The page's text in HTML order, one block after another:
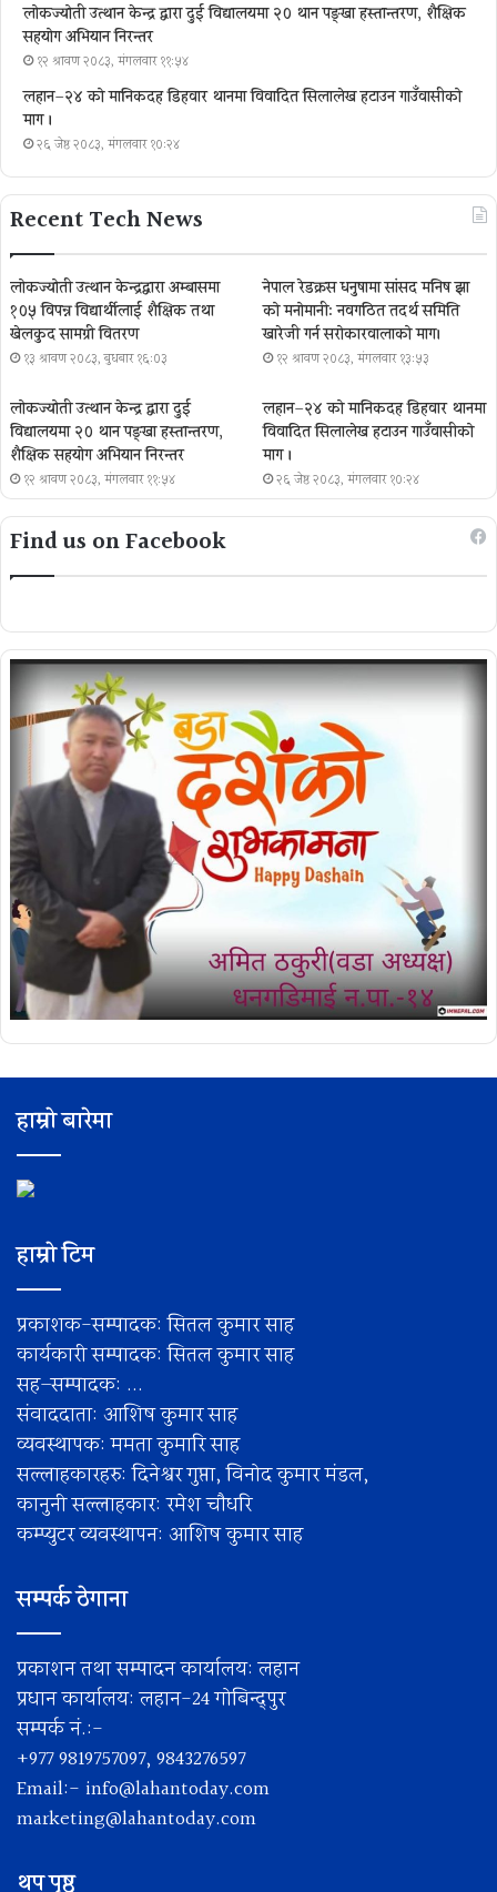
लोकज्योती उत्थान केन्द्र द्वारा दुई विद्यालयमा २० थान पङ्खा हस्तान्तरण, शैक्षिक
सहयोग अभियान निरन्तर
१२ श्रावण २०८३, मंगलवार ११:५४
लहान–२४ को मानिकदह डिहवार थानमा विवादित सिलालेख हटाउन गाउँवासीको
माग ।
२६ जेष्ठ २०८३, मंगलवार १०:२४
Recent Tech News
लोकज्योती उत्थान केन्द्रद्वारा अम्बासमा
१०५ विपन्न विद्यार्थीलाई शैक्षिक तथा
खेलकुद सामग्री वितरण
१३ श्रावण २०८३, बुधबार १६:०३
नेपाल रेडक्रस धनुषामा सांसद मनिष झा
को मनोमानी: नवगठित तदर्थ समिति
खारेजी गर्न सरोकारवालाको माग।
१२ श्रावण २०८३, मंगलवार १३:५३
लोकज्योती उत्थान केन्द्र द्वारा दुई
विद्यालयमा २० थान पङ्खा हस्तान्तरण,
शैक्षिक सहयोग अभियान निरन्तर
१२ श्रावण २०८३, मंगलवार ११:५४
लहान–२४ को मानिकदह डिहवार थानमा
विवादित सिलालेख हटाउन गाउँवासीको
माग ।
२६ जेष्ठ २०८३, मंगलवार १०:२४
Find us on Facebook
हाम्रो बारेमा
हाम्रो टिम
प्रकाशक-सम्पादक: सितल कुमार साह
कार्यकारी सम्पादक: सितल कुमार साह
सह–सम्पादक: ...
संवाददाता: आशिष कुमार साह
व्यवस्थापक: ममता कुमारि साह
सल्लाहकारहरु: दिनेश्वर गुप्ता, विनोद कुमार मंडल,
कानुनी सल्लाहकार: रमेश चाैधरि
कम्प्युटर व्यवस्थापन: आशिष कुमार साह
सम्पर्क ठेगाना
प्रकाशन तथा सम्पादन कार्यालय: लहान
प्रधान कार्यालय: लहान-24 गोबिन्द्पुर
सम्पर्क नं.:-
+977 9819757097, 9843276597
Email:- info@lahantoday.com
marketing@lahantoday.com
थप पृष्ठ